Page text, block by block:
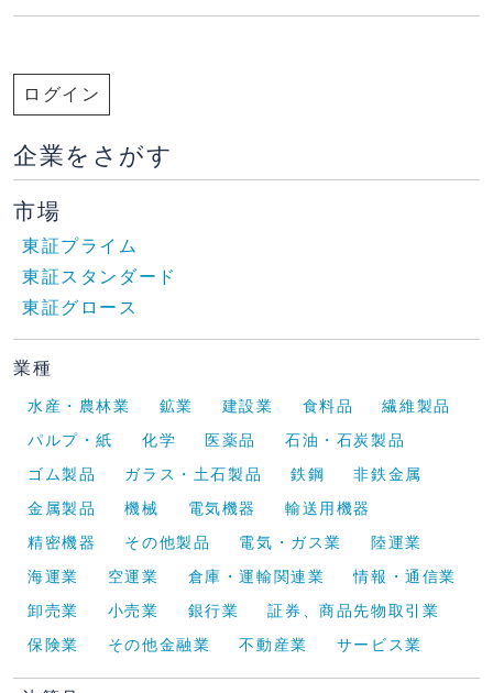
ログイン
企業をさがす
市場
東証プライム
東証スタンダード
東証グロース
業種
水産・農林業 鉱業 建設業 食料品
繊維製品
パルプ・紙
化学 医薬品
石油・石炭製品
ゴム製品
ガラス・土石製品 鉄鋼
非鉄金属
金属製品
機械 電気機器
輸送用機器
精密機器
その他製品 電気・ガス業
陸運業
海運業
空運業 倉庫・運輸関連業
情報・通信業
卸売業
小売業 銀行業
証券、商品先物取引業
保険業
その他金融業 不動産業 サービス業